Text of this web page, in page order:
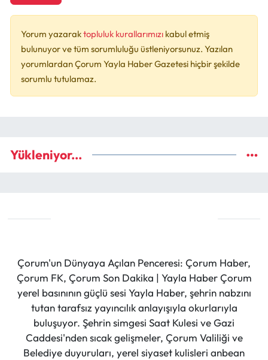
Yorum yazaraktopluluk kurallarımızı kabul etmiş
bulunuyor ve tüm sorumluluğu üstleniyorsunuz. Yazılan
yorumlardan Çorum Yayla Haber Gazetesi hiçbir şekilde
sorumlu tutulamaz.
Yükleniyor...
Çorum'un Dünyaya Açılan Penceresi: Çorum Haber,
Çorum FK, Çorum Son Dakika | Yayla Haber Çorum
yerel basınının güçlü sesi Yayla Haber, şehrin nabzını
tutan tarafsız yayıncılık anlayışıyla okurlarıyla
buluşuyor. Şehrin simgesi Saat Kulesi ve Gazi
Caddesi'nden sıcak gelişmeler, Çorum Valiliği ve
Belediye duyuruları, yerel siyaset kulisleri anbean